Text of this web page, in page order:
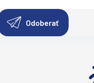
Odoberať